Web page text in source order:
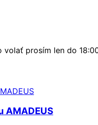
prosím len do
AMADEUS